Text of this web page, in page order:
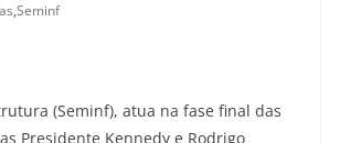
,Seminf
(Seminf), atua na fase final das
Presidente Kennedy e Rodrigo